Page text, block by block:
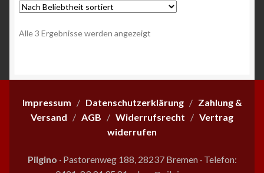
Alle 3 Ergebnisse werden angezeigt
Impressum / Datenschutzerklärung/ Zahlung &
Versand / AGB / Widerrufsrecht / Vertrag
widerrufen
Pilgino · Pastorenweg 188, 28237 Bremen ·Telefon: